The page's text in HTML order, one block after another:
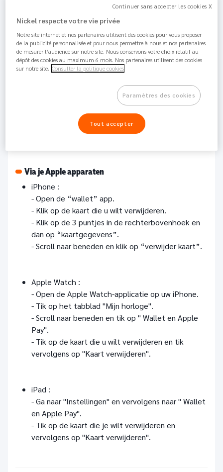
Je kunt je Nickel kaart eenvoudig verwijderen van je
Apple Wallet.
Vanuit Je Nickel app:
Log in op je Nickel applicatie.
Selecteer de kaart die je wilt verwijderen.
Selecteer de reden voor verwijdering.
Bevestig de verwijdering.
Via je Apple apparaten
iPhone :
- Open de “wallet” app.
- Klik op de kaart die u wilt verwijderen.
- Klik op de 3 puntjes in de rechterbovenhoek en
dan op “kaartgegevens”.
- Scroll naar beneden en klik op “verwijder kaart”.
Apple Watch :
- Open de Apple Watch-applicatie op uw iPhone.
- Tik op het tabblad "Mijn horloge".
- Scroll naar beneden en tik op " Wallet en Apple
Pay".
- Tik op de kaart die u wilt verwijderen en tik
vervolgens op "Kaart verwijderen".
iPad :
- Ga naar "Instellingen" en vervolgens naar " Wallet
en Apple Pay".
- Tik op de kaart die je wilt verwijderen en
vervolgens op "Kaart verwijderen".
Continuer sans accepter les cookies X
Nickel respecte votre vie privée
Notre site internet et nos partenaires utilisent des cookies pour vous proposer
de la publicité personnalisée et pour nous permettre à nous et nos partenaires
de mesurer l’audience sur notre site. Nous conservons votre choix relatif au
dépôt des cookies au maximum 6 mois. Nos partenaires utilisent des cookies
sur notre site. Consulter la politique cookies
Paramètres des cookies
Tout accepter